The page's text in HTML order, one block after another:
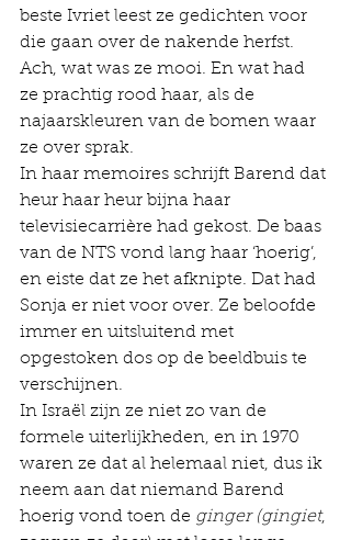
beste Ivriet leest ze gedichten voor
die gaan over de nakende herfst.
Ach, wat was ze mooi. En wat had
ze prachtig rood haar, als de
najaarskleuren van de bomen waar
ze over sprak.
In haar memoires schrijft Barend dat
heur haar heur bijna haar
televisiecarrière had gekost. De baas
van de NTS vond lang haar ‘hoerig’,
en eiste dat ze het afknipte. Dat had
Sonja er niet voor over. Ze beloofde
immer en uitsluitend met
opgestoken dos op de beeldbuis te
verschijnen.
In Israël zijn ze niet zo van de
formele uiterlijkheden, en in 1970
waren ze dat al helemaal niet, dus ik
neem aan dat niemand Barend
hoerig vond toen de ginger (gingiet,